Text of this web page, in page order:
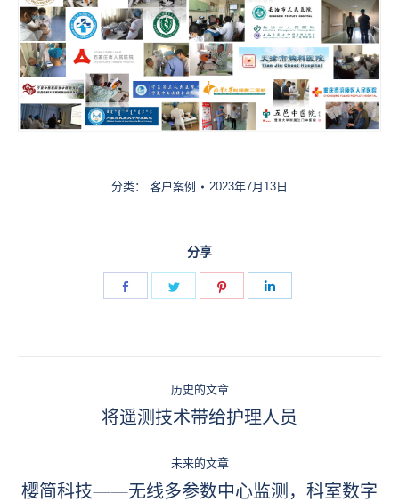
分类： 客户案例 2023年7月13日
分享
Share
Share
Share
航
历史的文章
历
的
文
将遥测技术带给护理人员
未来的文章
樱简科技——无线多参数中心监测，科室数字